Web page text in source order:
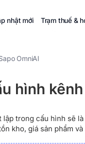
nhật mới Trạm thuế &
OmniAI
hình
trong cấu hình sẽ
kho, giá sản phẩm và